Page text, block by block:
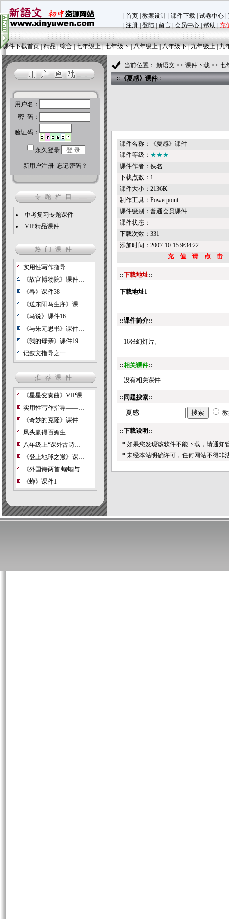
首页 教案设计 课件下载 试卷中心
注册 登陆 留言 会员中心 帮助 充
|课件下载首页|精品|综合|七年级上|七年级下|八年级上|八年级下|九年级上|九
当前位置： 新语文 >> 课件下载 >> 七
∷《夏感》课件∷
课件名称：《夏感》课件
课件等级： ★★★
课件作者：佚名
下载点数：1
课件大小：2136K
制作工具：Powerpoint
课件级别：普通会员课件
课件状态：
下载次数： 331
添加时间：2007-10-15 9:34:22
充 值 请 点 击
::下载地址::
下载地址1
::课件简介::
16张幻灯片。
::相关课件::
没有相关课件
::同题搜索::
::下载说明::
* 如果您发现该软件不能下载，请通知
* 未经本站明确许可，任何网站不得非
专题栏目
中考复习专题课件
VIP精品课件
热门课件
实用性写作指导——…
《故宫博物院》课件…
《春》课件38
《送东阳马生序》课…
《马说》课件16
《与朱元思书》课件…
《我的母亲》课件19
记叙文指导之一——…
推荐课件
《星星变奏曲》VIP课…
实用性写作指导——…
《奇妙的克隆》课件…
凤头赢得百媚生——…
八年级上“课外古诗…
《登上地球之巅》课…
《外国诗两首 蝈蝈与…
《蝉》课件1